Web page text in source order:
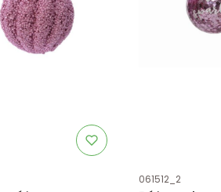
Kod produktu
061512_2